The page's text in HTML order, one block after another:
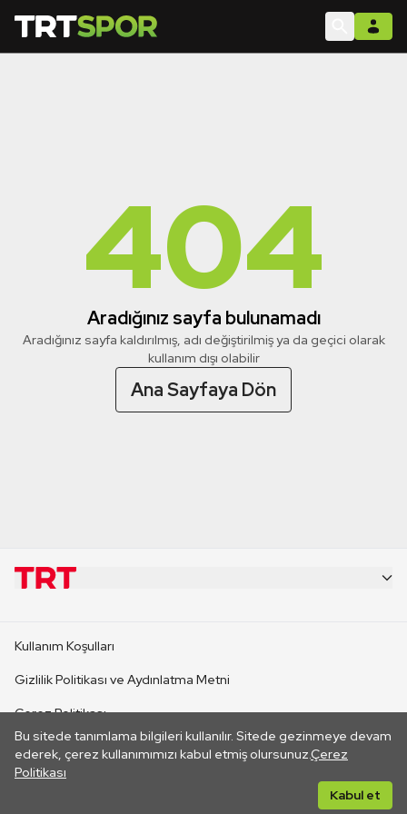
404
Aradığınız sayfa bulunamadı
Aradığınız sayfa kaldırılmış, adı değiştirilmiş ya da geçici olarak
kullanım dışı olabilir
Ana Sayfaya Dön
Bu sitede tanımlama bilgileri kullanılır. Sitede gezinmeye devam
ederek, çerez kullanımımızı kabul etmiş olursunuz.Çerez
Politikası
Kabul et
CANLI YAYINLAR
Kullanım Koşulları
Gizlilik Politikası ve Aydınlatma Metni
Çerez Politikası
İletişim
Her hakkı saklıdır. ©2026 TRT. Bağlantı yoluyla gidilen dış